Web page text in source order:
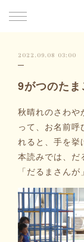
2022.09.08 03:00
9がつのたま
秋晴れのさわや
って、お名前
れると、手を挙
本読みでは、だ
「だるまさん